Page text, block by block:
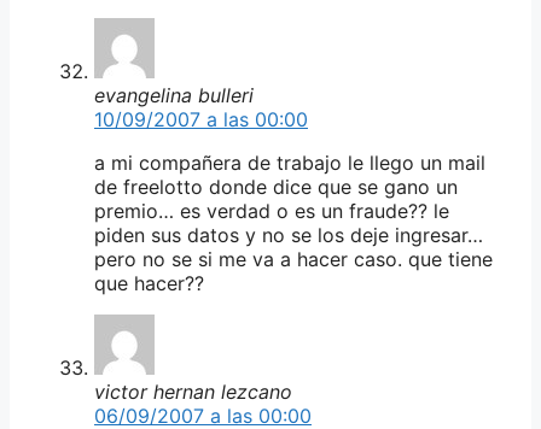
evangelina bulleri
10/09/2007 a las 00:00
a mi compañera de trabajo le llego un mail
de freelotto donde dice que se gano un
premio… es verdad o es un fraude?? le
piden sus datos y no se los deje ingresar…
pero no se si me va a hacer caso. que tiene
que hacer??
victor hernan lezcano
06/09/2007 a las 00:00